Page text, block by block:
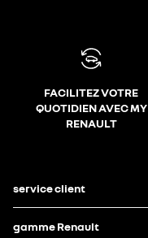
FACILITEZ VOTRE
QUOTIDIEN AVEC MY
RENAULT
service client
gamme Renault